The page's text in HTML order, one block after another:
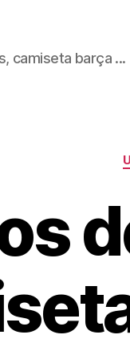
camiseta barça ...